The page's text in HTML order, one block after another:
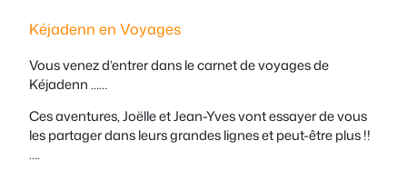
Kéjadenn en Voyages
Vous venez d’entrer dans le carnet de voyages de
Kéjadenn ……
Ces aventures, Joëlle et Jean-Yves vont essayer de vous
les partager dans leurs grandes lignes et peut-être plus !!
….